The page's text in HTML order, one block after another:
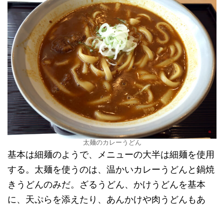
太麺のカレーうどん
基本は細麺のようで、メニューの大半は細麺を使用
する。太麺を使うのは、温かいカレーうどんと鍋焼
きうどんのみだ。ざるうどん、かけうどんを基本
に、天ぷらを添えたり、あんかけや肉うどんもあ